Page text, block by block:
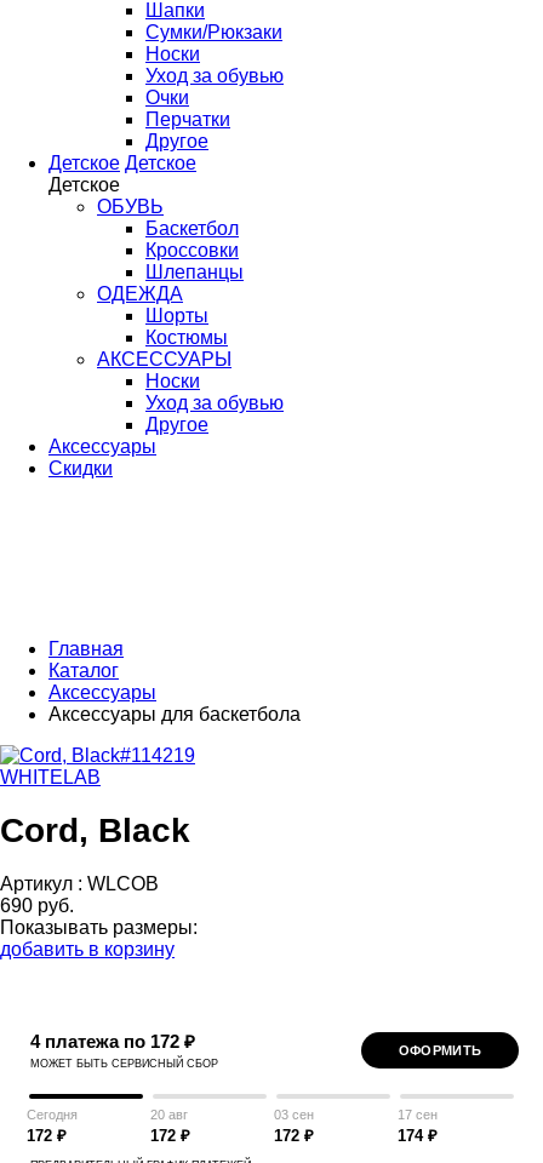
Шапки
Сумки/Рюкзаки
Носки
Уход за обувью
Очки
Перчатки
Другое
Детское Детское
Детское
ОБУВЬ
Баскетбол
Кроссовки
Шлепанцы
ОДЕЖДА
Шорты
Костюмы
АКСЕССУАРЫ
Носки
Уход за обувью
Другое
Аксессуары
Скидки
Главная
Каталог
Аксессуары
Аксессуары для баскетбола
WHITELAB
Cord, Black
Артикул : WLCOB
690 руб.
Показывать размеры:
добавить в корзину
4 платежа по 172 ₽
МОЖЕТ БЫТЬ СЕРВИСНЫЙ СБОР
ОФОРМИТЬ
Сегодня
172 ₽
20 авг
172 ₽
03 сен
172 ₽
17 сен
174 ₽